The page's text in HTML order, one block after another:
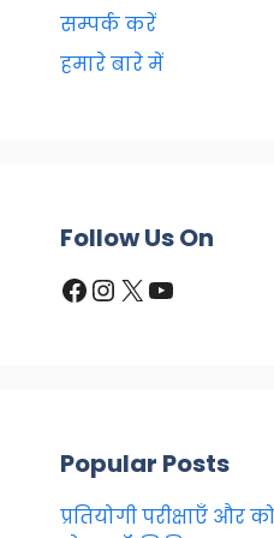
सम्पर्क करें
हमारे बारे में
Follow Us On
Facebook
Instagram
X YouTube
Popular Posts
प्रतियोगी परीक्षाएँ और